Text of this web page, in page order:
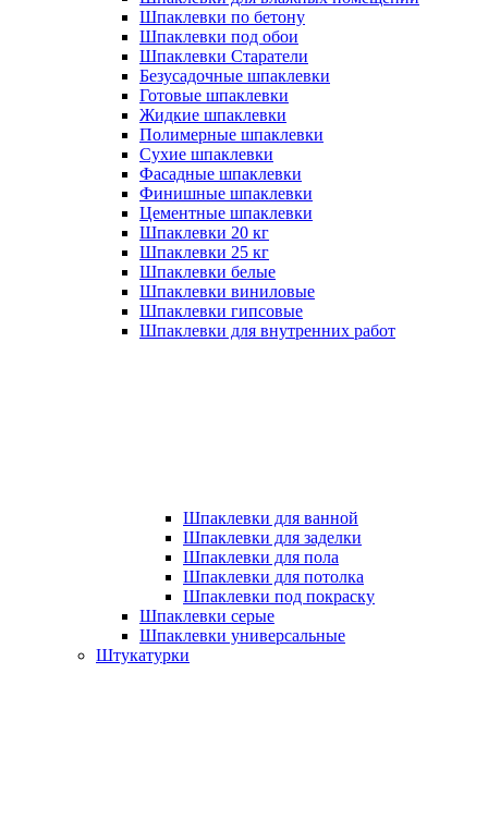
Шпаклевки по бетону
Шпаклевки под обои
Шпаклевки Старатели
Безусадочные шпаклевки
Готовые шпаклевки
Жидкие шпаклевки
Полимерные шпаклевки
Сухие шпаклевки
Фасадные шпаклевки
Финишные шпаклевки
Цементные шпаклевки
Шпаклевки 20 кг
Шпаклевки 25 кг
Шпаклевки белые
Шпаклевки виниловые
Шпаклевки гипсовые
Шпаклевки для внутренних работ
Шпаклевки для ванной
Шпаклевки для заделки
Шпаклевки для пола
Шпаклевки для потолка
Шпаклевки под покраску
Шпаклевки серые
Шпаклевки универсальные
Штукатурки